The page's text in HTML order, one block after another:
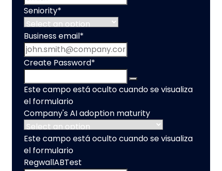
Seniority*
Business email *
Create Password*
Este campo está oculto cuando se visualiza
el formulario
Company's AI adoption maturity
Este campo está oculto cuando se visualiza
el formulario
RegwallABTest